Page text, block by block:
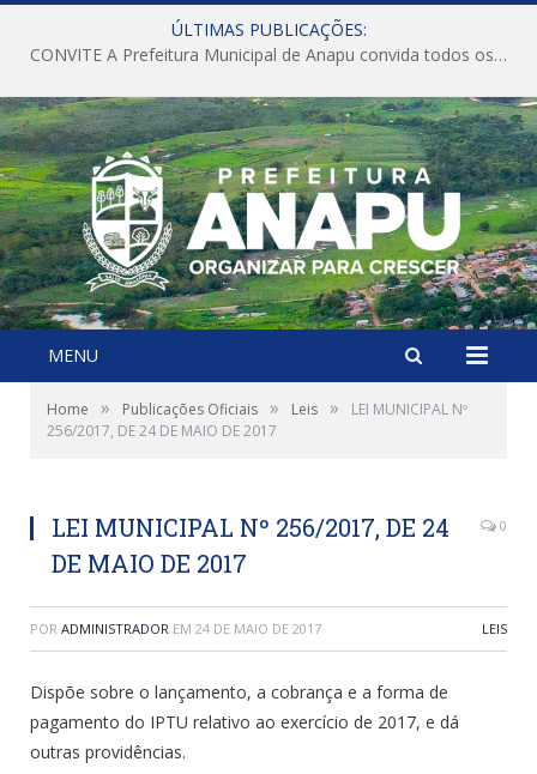
ÚLTIMAS PUBLICAÇÕES:
CONVITE A Prefeitura Municipal de Anapu convida todos os servidores públicos municipais para participarem da Audiência Pública de discussão da Lei de Diretrizes Orçamentárias (LDO), importante instrumento de planejamento das ações e investimentos da Administração Pública para o próximo exercício financeiro.
MENU
Home » Publicações Oficiais » Leis »
LEI MUNICIPAL Nº
256/2017, DE 24 DE MAIO DE 2017
LEI MUNICIPAL Nº 256/2017, DE 24
DE MAIO DE 2017
0
POR ADMINISTRADOR EM 24 DE MAIO DE 2017 LEIS
Dispõe sobre o lançamento, a cobrança e a forma de
pagamento do IPTU relativo ao exercício de 2017, e dá
outras providências.